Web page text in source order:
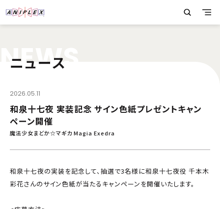
NEWS
ニュース
2026.05.11
和泉十七夜 実装記念 サイン色紙プレゼントキャン
ペーン開催
魔法少女まどか☆マギカ Magia Exedra
和泉十七夜の実装を記念して、抽選で3名様に和泉十七夜役 千本木
彩花さんのサイン色紙が当たるキャンペーンを開催いたします。